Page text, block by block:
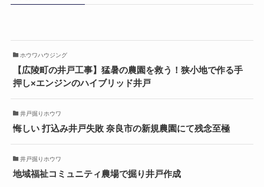
ホウワハウジング
【広陵町の井戸工事】猛暑の農園を救う！狭小地で作る手
押し×エンジンのハイブリッド井戸
井戸掘りホウワ
悔しい 打込み井戸失敗 奈良市の新規農園にて残念至極
井戸掘りホウワ
地域福祉コミュニティ農場で掘り井戸作成